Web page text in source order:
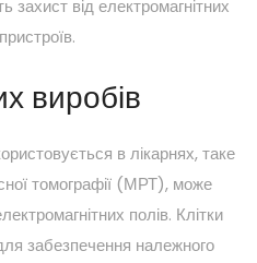
захист від електромагнітних
виробів
в лікарнях, таке
томографії (МРТ), може
полів. Клітки
забезпечення належного